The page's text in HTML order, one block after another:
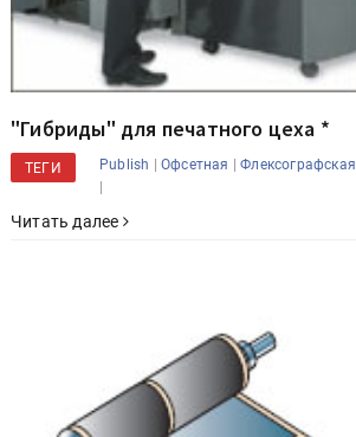
"Гибриды" для печатного цеха *
ТЕГИ Publish |Офсетная |Флексографская
|
Читать далее